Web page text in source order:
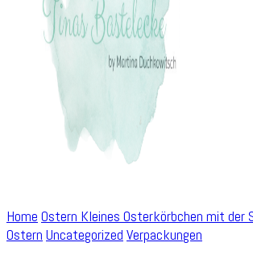
Home Ostern Kleines Osterkörbchen mit der
Ostern Uncategorized Verpackungen